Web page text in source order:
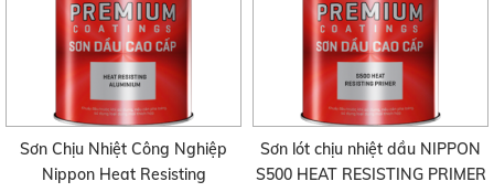
Sơn Chịu Nhiệt Công Nghiệp
Nippon Heat Resisting
Sơn lót chịu nhiệt dầu NIPPON
S500 HEAT RESISTING PRIMER